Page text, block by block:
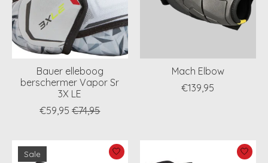
Bauer elleboog
berschermer Vapor Sr
3X LE
€59,95 €74,95
Mach Elbow
€139,95
Sale